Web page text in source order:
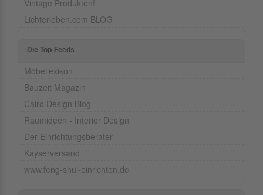
Vintage Produkten!
Lichterleben.com BLOG
Die Top-Feeds
Möbellexikon
Bauzeit Magazin
Cairo Design Blog
Raumideen - Interior Design
Der Einrichtungsberater
Kayserversand
www.feng-shui-einrichten.de